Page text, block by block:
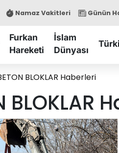
Namaz Vakitleri Günün
Furkan
Hareketi
İslam
Dünyası
BLOKLAR Haberleri
BLOKLAR